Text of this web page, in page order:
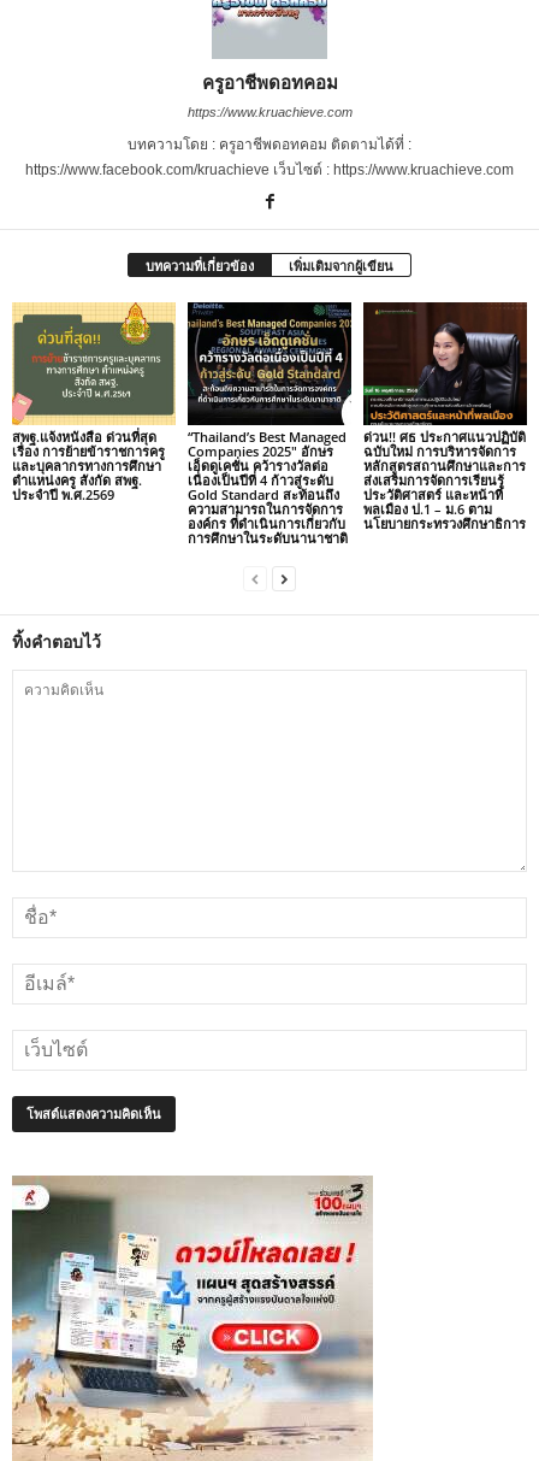
ครูอาชีพดอทคอม
https://www.kruachieve.com
บทความโดย : ครูอาชีพดอทคอม ติดตามได้ที่ :
https://www.facebook.com/kruachieve เว็บไซต์ : https://www.kruachieve.com
บทความที่เกี่ยวข้อง เพิ่มเติมจากผู้เขียน
สพฐ.แจ้งหนังสือ ด่วนที่สุด
เรื่อง การย้ายข้าราชการครู
และบุคลากรทางการศึกษา
ตำแหน่งครู สังกัด สพฐ.
ประจำปี พ.ศ.2569
“Thailand’s Best Managed
Companies 2025″ อักษร
เอ็ดดูเคชั่น คว้ารางวัลต่อ
เนื่องเป็นปีที่ 4 ก้าวสู่ระดับ
Gold Standard สะท้อนถึง
ความสามารถในการจัดการ
องค์กร ที่ดำเนินการเกี่ยวกับ
การศึกษาในระดับนานาชาติ
ด่วน!! ศธ ประกาศแนวปฏิบัติ
ฉบับใหม่ การบริหารจัดการ
หลักสูตรสถานศึกษาและการ
ส่งเสริมการจัดการเรียนรู้
ประวัติศาสตร์ และหน้าที่
พลเมือง ป.1 – ม.6 ตาม
นโยบายกระทรวงศึกษาธิการ
ทิ้งคำตอบไว้